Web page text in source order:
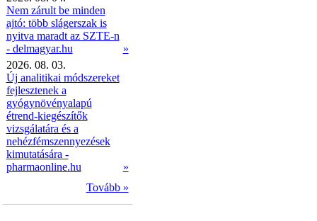
Nem zárult be minden
ajtó: több slágerszak is
nyitva maradt az SZTE-n
- delmagyar.hu
»
2026. 08. 03.
Új analitikai módszereket
fejlesztenek a
gyógynövényalapú
étrend-kiegészítők
vizsgálatára és a
nehézfémszennyezések
kimutatására -
pharmaonline.hu
»
Tovább »